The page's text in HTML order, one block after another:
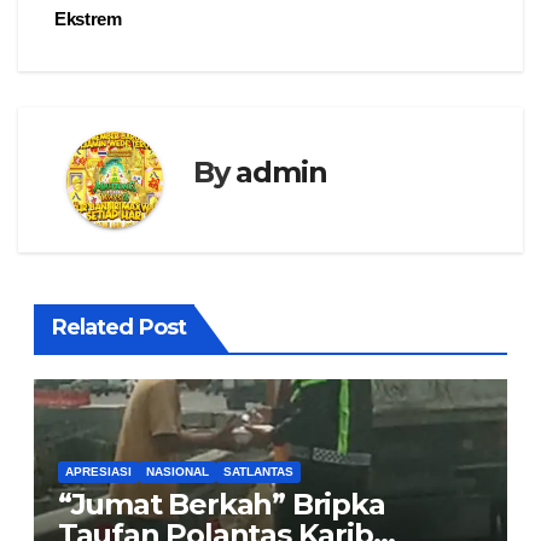
Ekstrem
Byadmin
Related Post
APRESIASI NASIONAL SATLANTAS
“Jumat Berkah” Bripka